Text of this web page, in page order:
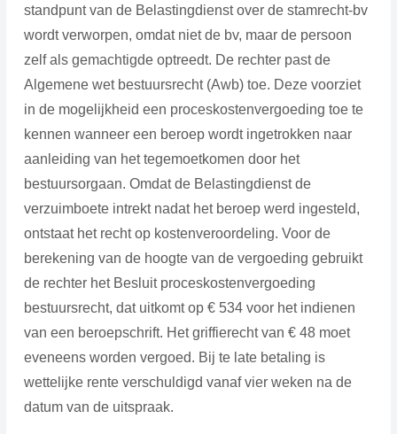
standpunt van de Belastingdienst over de stamrecht-bv
wordt verworpen, omdat niet de bv, maar de persoon
zelf als gemachtigde optreedt. De rechter past de
Algemene wet bestuursrecht (Awb) toe. Deze voorziet
in de mogelijkheid een proceskostenvergoeding toe te
kennen wanneer een beroep wordt ingetrokken naar
aanleiding van het tegemoetkomen door het
bestuursorgaan. Omdat de Belastingdienst de
verzuimboete intrekt nadat het beroep werd ingesteld,
ontstaat het recht op kostenveroordeling. Voor de
berekening van de hoogte van de vergoeding gebruikt
de rechter het Besluit proceskostenvergoeding
bestuursrecht, dat uitkomt op € 534 voor het indienen
van een beroepschrift. Het griffierecht van € 48 moet
eveneens worden vergoed. Bij te late betaling is
wettelijke rente verschuldigd vanaf vier weken na de
datum van de uitspraak.